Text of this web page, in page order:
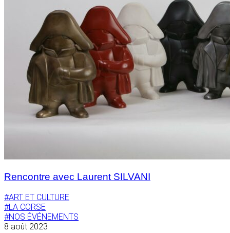
Rencontre avec Laurent SILVANI
#ART ET CULTURE
#LA CORSE
#NOS ÉVÉNEMENTS
8 août 2023